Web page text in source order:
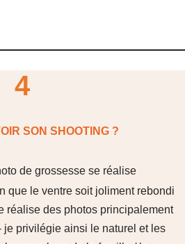
4
SON SHOOTING ?
de grossesse se réalise
que le ventre soit joliment rebondi
réalise des photos principalement
privilégie ainsi le naturel et les